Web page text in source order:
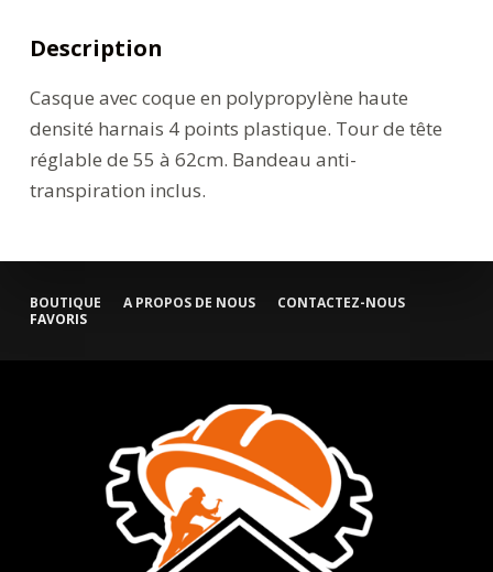
Description
Casque avec coque en polypropylène haute
densité harnais 4 points plastique. Tour de tête
réglable de 55 à 62cm. Bandeau anti-
transpiration inclus.
BOUTIQUE A PROPOS DE NOUS
CONTACTEZ-NOUS
FAVORIS